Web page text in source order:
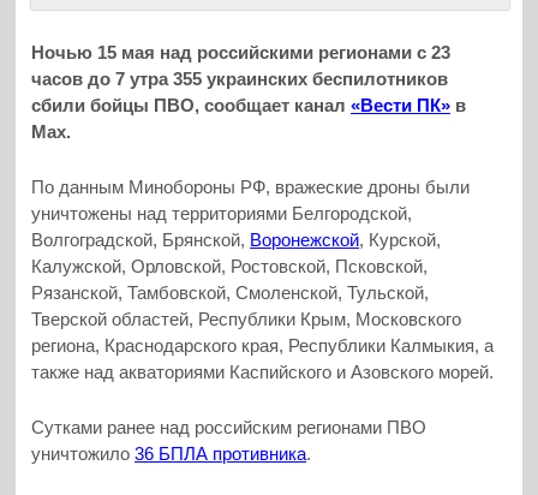
Ночью 15 мая над российскими регионами с 23
часов до 7 утра 355 украинских беспилотников
сбили бойцы ПВО, сообщает канал«Вести ПК» в
Max.
По данным Минобороны РФ, вражеские дроны были
уничтожены над территориями Белгородской,
Волгоградской, Брянской, Воронежской, Курской,
Калужской, Орловской, Ростовской, Псковской,
Рязанской, Тамбовской, Смоленской, Тульской,
Тверской областей, Республики Крым, Московского
региона, Краснодарского края, Республики Калмыкия, а
также над акваториями Каспийского и Азовского морей.
Сутками ранее над российским регионами ПВО
уничтожило36 БПЛА противника.